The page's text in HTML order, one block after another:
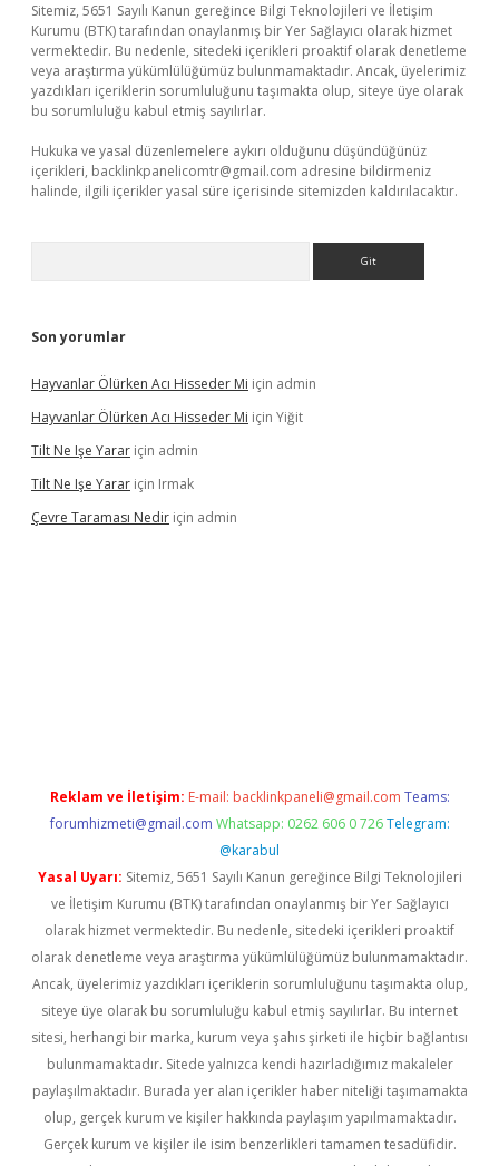
Sitemiz, 5651 Sayılı Kanun gereğince Bilgi Teknolojileri ve İletişim
Kurumu (BTK) tarafından onaylanmış bir Yer Sağlayıcı olarak hizmet
vermektedir. Bu nedenle, sitedeki içerikleri proaktif olarak denetleme
veya araştırma yükümlülüğümüz bulunmamaktadır. Ancak, üyelerimiz
yazdıkları içeriklerin sorumluluğunu taşımakta olup, siteye üye olarak
bu sorumluluğu kabul etmiş sayılırlar.
Hukuka ve yasal düzenlemelere aykırı olduğunu düşündüğünüz
içerikleri, backlinkpanelicomtr@gmail.com adresine bildirmeniz
halinde, ilgili içerikler yasal süre içerisinde sitemizden kaldırılacaktır.
Son yorumlar
Hayvanlar Ölürken Acı Hisseder Mi için admin
Hayvanlar Ölürken Acı Hisseder Mi için Yiğit
Tilt Ne Işe Yarar için admin
Tilt Ne Işe Yarar için Irmak
Çevre Taraması Nedir için admin
Reklam ve İletişim: E-mail: backlinkpaneli@gmail.com Teams:
forumhizmeti@gmail.com Whatsapp: 0262 606 0 726 Telegram:
@karabul
Yasal Uyarı: Sitemiz, 5651 Sayılı Kanun gereğince Bilgi Teknolojileri
ve İletişim Kurumu (BTK) tarafından onaylanmış bir Yer Sağlayıcı
olarak hizmet vermektedir. Bu nedenle, sitedeki içerikleri proaktif
olarak denetleme veya araştırma yükümlülüğümüz bulunmamaktadır.
Ancak, üyelerimiz yazdıkları içeriklerin sorumluluğunu taşımakta olup,
siteye üye olarak bu sorumluluğu kabul etmiş sayılırlar. Bu internet
sitesi, herhangi bir marka, kurum veya şahıs şirketi ile hiçbir bağlantısı
bulunmamaktadır. Sitede yalnızca kendi hazırladığımız makaleler
paylaşılmaktadır. Burada yer alan içerikler haber niteliği taşımamakta
olup, gerçek kurum ve kişiler hakkında paylaşım yapılmamaktadır.
Gerçek kurum ve kişiler ile isim benzerlikleri tamamen tesadüfidir.